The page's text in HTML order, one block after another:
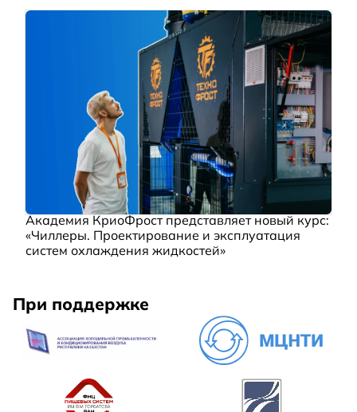
Академия КриоФрост представляет новый курс:
«Чиллеры. Проектирование и эксплуатация
систем охлаждения жидкостей»
При поддержке